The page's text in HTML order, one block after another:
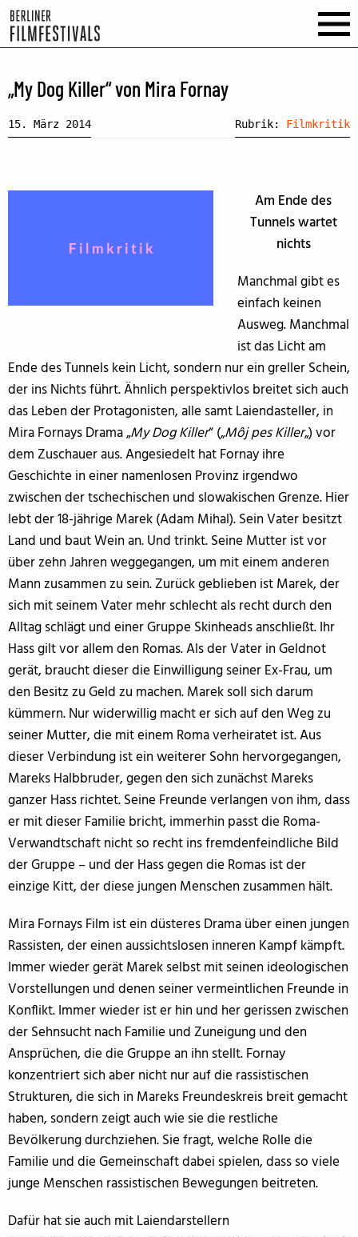
„My Dog Killer“ von Mira Fornay
15. März 2014 Rubrik: Filmkritik
Am Ende des
Tunnels wartet
nichts
Manchmal gibt es
einfach keinen
Ausweg. Manchmal
ist das Licht am
Ende des Tunnels kein Licht, sondern nur ein greller Schein,
der ins Nichts führt. Ähnlich perspektivlos breitet sich auch
das Leben der Protagonisten, alle samt Laiendasteller, in
Mira Fornays Drama „My Dog Killer“ („Môj pes Killer„) vor
dem Zuschauer aus. Angesiedelt hat Fornay ihre
Geschichte in einer namenlosen Provinz irgendwo
zwischen der tschechischen und slowakischen Grenze. Hier
lebt der 18-jährige Marek (Adam Mihal). Sein Vater besitzt
Land und baut Wein an. Und trinkt. Seine Mutter ist vor
über zehn Jahren weggegangen, um mit einem anderen
Mann zusammen zu sein. Zurück geblieben ist Marek, der
sich mit seinem Vater mehr schlecht als recht durch den
Alltag schlägt und einer Gruppe Skinheads anschließt. Ihr
Hass gilt vor allem den Romas. Als der Vater in Geldnot
gerät, braucht dieser die Einwilligung seiner Ex-Frau, um
den Besitz zu Geld zu machen. Marek soll sich darum
kümmern. Nur widerwillig macht er sich auf den Weg zu
seiner Mutter, die mit einem Roma verheiratet ist. Aus
dieser Verbindung ist ein weiterer Sohn hervorgegangen,
Mareks Halbbruder, gegen den sich zunächst Mareks
ganzer Hass richtet. Seine Freunde verlangen von ihm, dass
er mit dieser Familie bricht, immerhin passt die Roma-
Verwandtschaft nicht so recht ins fremdenfeindliche Bild
der Gruppe – und der Hass gegen die Romas ist der
einzige Kitt, der diese jungen Menschen zusammen hält.
Mira Fornays Film ist ein düsteres Drama über einen jungen
Rassisten, der einen aussichtslosen inneren Kampf kämpft.
Immer wieder gerät Marek selbst mit seinen ideologischen
Vorstellungen und denen seiner vermeintlichen Freunde in
Konflikt. Immer wieder ist er hin und her gerissen zwischen
der Sehnsucht nach Familie und Zuneigung und den
Ansprüchen, die die Gruppe an ihn stellt. Fornay
konzentriert sich aber nicht nur auf die rassistischen
Strukturen, die sich in Mareks Freundeskreis breit gemacht
haben, sondern zeigt auch wie sie die restliche
Bevölkerung durchziehen. Sie fragt, welche Rolle die
Familie und die Gemeinschaft dabei spielen, dass so viele
junge Menschen rassistischen Bewegungen beitreten.
Dafür hat sie auch mit Laiendarstellern